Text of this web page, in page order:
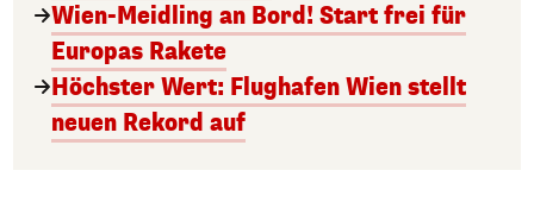
Wien-Meidling an Bord! Start frei für
Europas Rakete
Höchster Wert: Flughafen Wien stellt
neuen Rekord auf